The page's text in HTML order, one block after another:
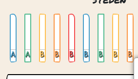
Amsterdam 01 Amsterdam 02 Big ben Big ben londen Brandenburger tor Brandenburger tor berlijn Burj al arab dubai Burj khalifa Burj khalifa dubai